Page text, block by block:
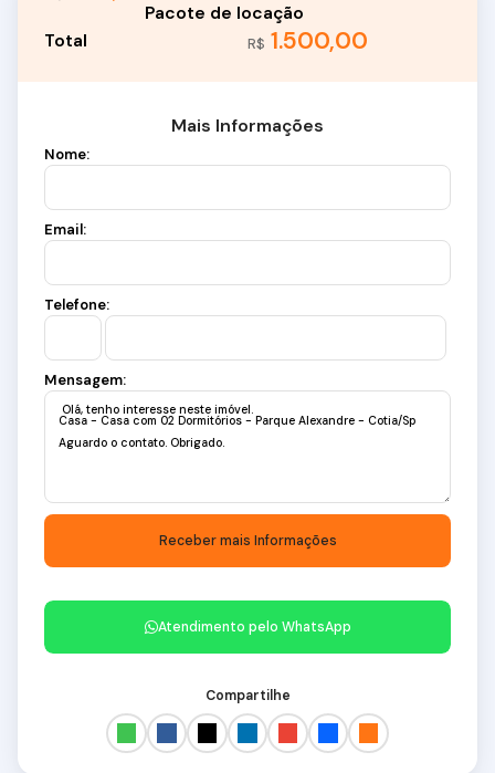
R$ 1.500,00
Mais Informações
Nome:
Email:
Telefone:
Mensagem:
Atendimento pelo WhatsApp
Compartilhe